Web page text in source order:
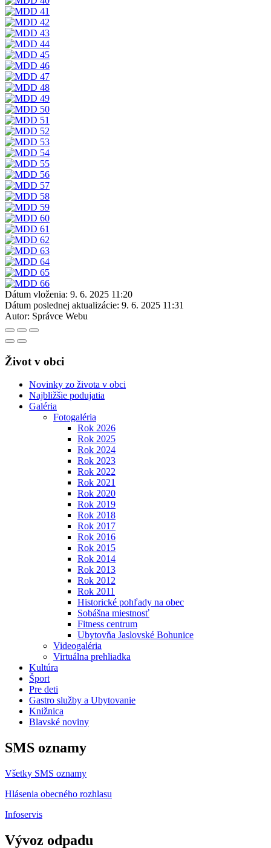
Dátum vloženia: 9. 6. 2025 11:20
Dátum poslednej aktualizácie: 9. 6. 2025 11:31
Autor: Správce Webu
Život v obci
Novinky zo života v obci
Najbližšie podujatia
Galéria
Fotogaléria
Rok 2026
Rok 2025
Rok 2024
Rok 2023
Rok 2022
Rok 2021
Rok 2020
Rok 2019
Rok 2018
Rok 2017
Rok 2016
Rok 2015
Rok 2014
Rok 2013
Rok 2012
Rok 2011
Historické pohľady na obec
Sobášna miestnosť
Fitness centrum
Ubytovňa Jaslovské Bohunice
Videogaléria
Virtuálna prehliadka
Kultúra
Šport
Pre deti
Gastro služby a Ubytovanie
Knižnica
Blavské noviny
SMS oznamy
Všetky SMS oznamy
Hlásenia obecného rozhlasu
Infoservis
Vývoz odpadu